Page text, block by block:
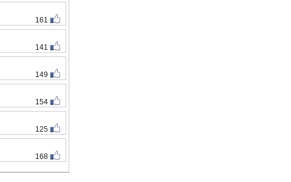
161
141
149
154
125
168